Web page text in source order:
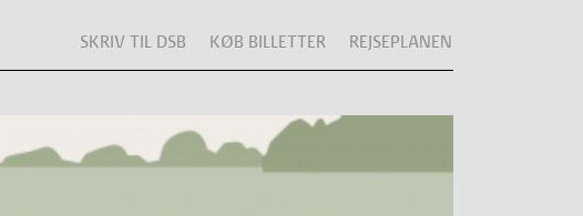
SKRIV TIL DSB KØB BILLETTER REJSEPLANEN